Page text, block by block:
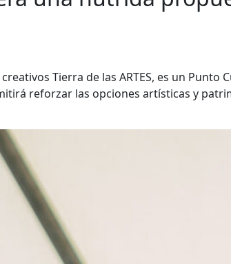
Tierra de las ARTES, es un Punto
reforzar las opciones artísticas y